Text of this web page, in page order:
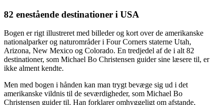
82 enestående destinationer i USA
Bogen er rigt illustreret med billeder og kort over de amerikanske
nationalparker og naturområder i Four Corners staterne Utah,
Arizona, New Mexico og Colorado. En tredjedel af de i alt 82
destinationer, som Michael Bo Christensen guider sine læsere til, er
ikke alment kendte.
Men med bogen i hånden kan man trygt bevæge sig ud i det
amerikanske vildnis til de seværdigheder, som Michael Bo
Christensen guider til. Han forklarer omhyggeligt om afstande,